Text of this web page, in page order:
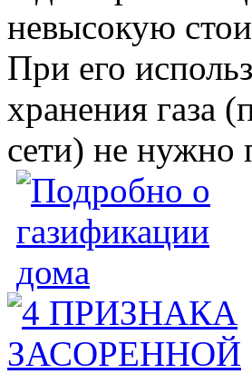
невысокую
При его
хранения газа
сети) не нужно